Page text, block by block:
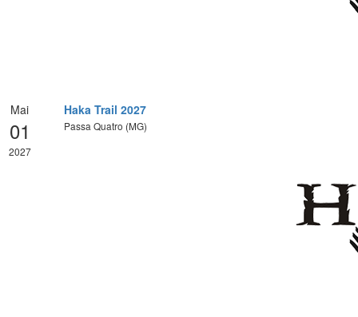
Mai
01
2027
Haka Trail 2027
Passa Quatro (MG)